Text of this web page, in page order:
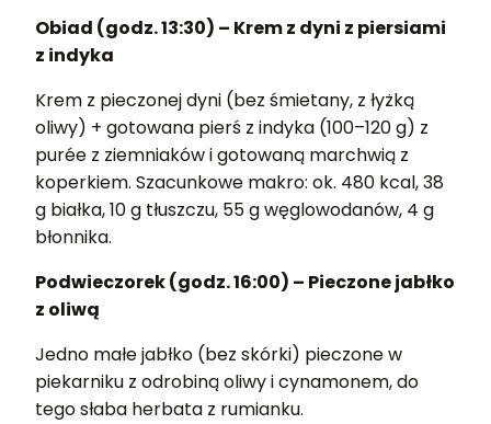
Obiad (godz. 13:30) – Krem z dyni z piersiami
z indyka
Krem z pieczonej dyni (bez śmietany, z łyżką
oliwy) + gotowana pierś z indyka (100–120 g) z
purée z ziemniaków i gotowaną marchwią z
koperkiem. Szacunkowe makro: ok. 480 kcal, 38
g białka, 10 g tłuszczu, 55 g węglowodanów, 4 g
błonnika.
Podwieczorek (godz. 16:00) – Pieczone jabłko
z oliwą
Jedno małe jabłko (bez skórki) pieczone w
piekarniku z odrobiną oliwy i cynamonem, do
tego słaba herbata z rumianku.